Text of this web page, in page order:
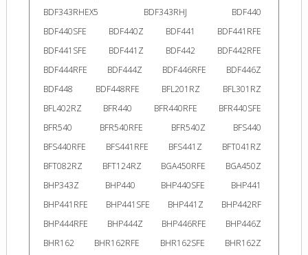
BDF343RHEX5
BDF343RHJ
BDF440
BDF440SFE
BDF440Z BDF441
BDF441RFE
BDF441SFE
BDF441Z BDF442
BDF442RFE
BDF444RFE
BDF444Z BDF446RFE
BDF446Z
BDF448
BDF448RFE BFL201RZ
BFL301RZ
BFL402RZ
BFR440 BFR440RFE
BFR440SFE
BFR540
BFR540RFE BFR540Z
BFS440
BFS440RFE
BFS441RFE BFS441Z
BFT041RZ
BFT082RZ
BFT124RZ BGA450RFE
BGA450Z
BHP343Z
BHP440 BHP440SFE
BHP441
BHP441RFE
BHP441SFE BHP441Z
BHP442RF
BHP444RFE
BHP444Z BHP446RFE
BHP446Z
BHR162
BHR162RFE BHR162SFE
BHR162Z